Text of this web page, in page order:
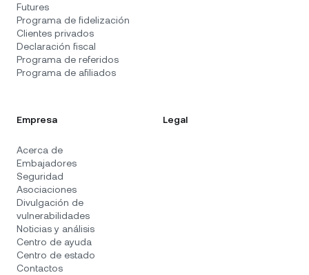
Futures
Programa de fidelización
Clientes privados
Declaración fiscal
Programa de referidos
Programa de afiliados
Empresa
Acerca de
Embajadores
Seguridad
Asociaciones
Divulgación de
vulnerabilidades
Noticias y análisis
Centro de ayuda
Centro de estado
Contactos
Legal